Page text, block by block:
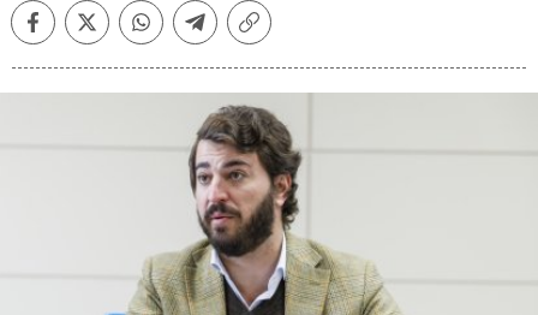
FacebookTwitterWhatsappTelegramCopiar